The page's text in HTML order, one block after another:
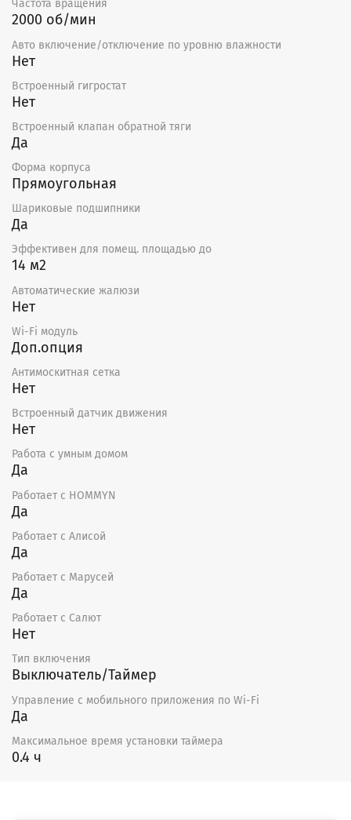
Частота вращения
2000 об/мин
Авто включение/отключение по уровню влажности
Нет
Встроенный гигростат
Нет
Встроенный клапан обратной тяги
Да
Форма корпуса
Прямоугольная
Шариковые подшипники
Да
Эффективен для помещ. площадью до
14 м2
Автоматические жалюзи
Нет
Wi-Fi модуль
Доп.опция
Антимоскитная сетка
Нет
Встроенный датчик движения
Нет
Работа с умным домом
Да
Работает с HOMMYN
Да
Работает с Алисой
Да
Работает с Марусей
Да
Работает с Салют
Нет
Тип включения
Выключатель/Таймер
Управление c мобильного приложения по Wi-Fi
Да
Максимальное время установки таймера
0.4 ч